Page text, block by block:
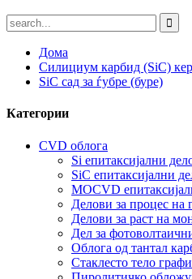
Дома
Силициум карбид (SiC)
SiC сад за ѓубре (буре)
Категории
CVD облога
Si епитаксијални
SiC епитаксијални
MOCVD
Делови за процес на
Делови за раст на
Дел за
Облога од тантал
Стаклесто тело